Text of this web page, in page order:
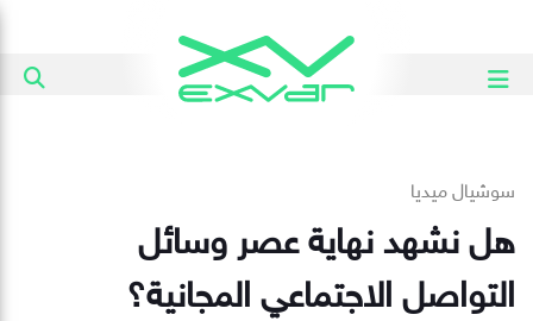
سوشيال ميديا
هل نشهد نهاية عصر وسائل
التواصل الاجتماعي المجانية؟